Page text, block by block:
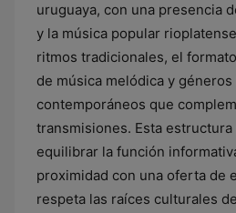
uruguaya, con una presencia
y la música popular
ritmos tradicionales, el
de música melódica y géneros
contemporáneos que
transmisiones. Esta
equilibrar la función
proximidad con una oferta de
respeta las raíces culturales